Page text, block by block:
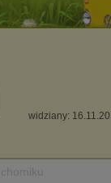
widziany: